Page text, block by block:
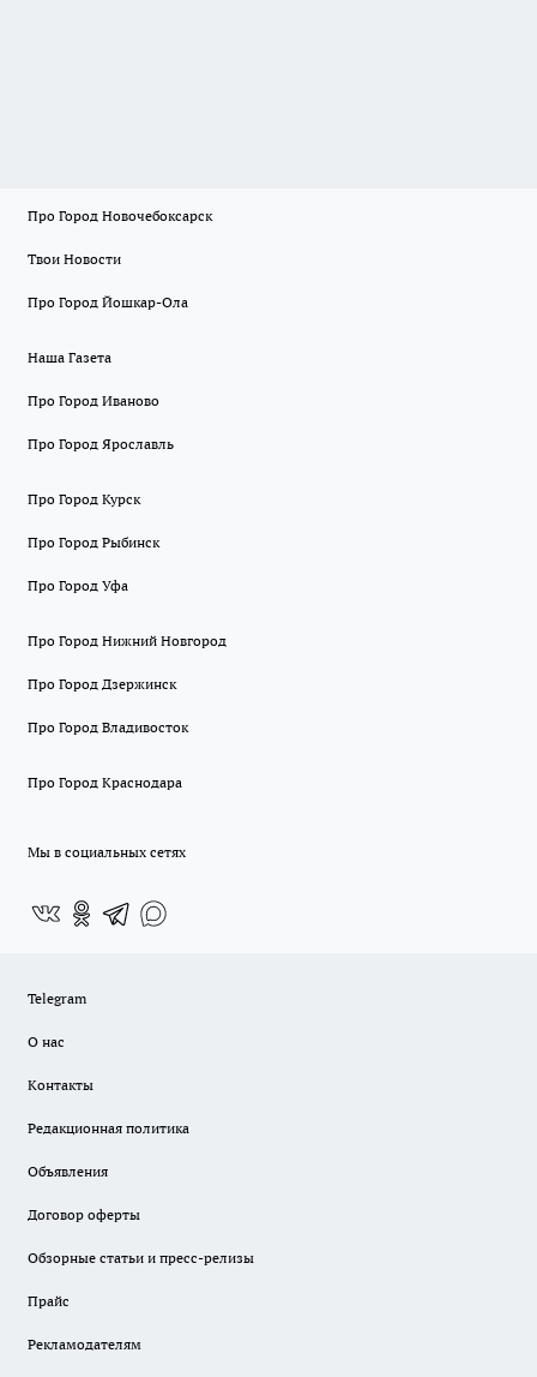
Про Город Новочебоксарск
Твои Новости
Про Город Йошкар-Ола
Наша Газета
Про Город Иваново
Про Город Ярославль
Про Город Курск
Про Город Рыбинск
Про Город Уфа
Про Город Нижний Новгород
Про Город Дзержинск
Про Город Владивосток
Про Город Краснодара
Мы в социальных сетях
Telegram
О нас
Контакты
Редакционная политика
Объявления
Договор оферты
Обзорные статьи и пресс-релизы
Прайс
Рекламодателям